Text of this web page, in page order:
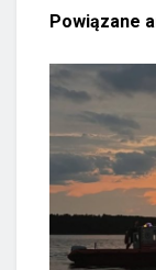
Powiązane